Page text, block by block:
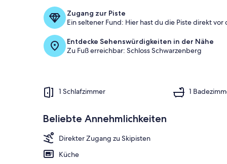
Zugang zur Piste
Ein seltener Fund: Hier hast du die Piste direkt vor
Entdecke Sehenswürdigkeiten in der Nähe
Zu Fuß erreichbar: Schloss Schwarzenberg
1 Schlafzimmer 1
Beliebte Annehmlichkeiten
Direkter Zugang zu Skipisten
Küche